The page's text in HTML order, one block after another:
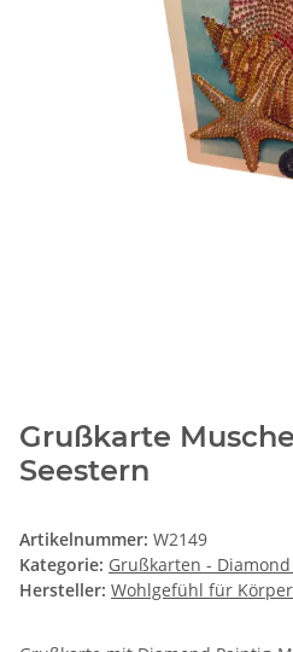
Grußkarte
Seestern
Artikelnummer: W2149
Kategorie: Grußkarten -
Hersteller: Wohlgefühl für